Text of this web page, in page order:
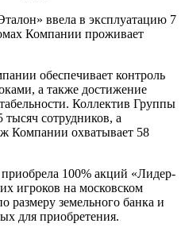
ввела в эксплуатацию 7
Компании проживает
обеспечивает контроль
а также достижение
Коллектив Группы
тысяч сотрудников, а
Компании охватывает 58
100% акций «Лидер-
игроков на московском
земельного банка и
для приобретения.